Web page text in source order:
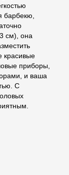
барбекю,
см), она
красивые
приборы,
и ваша
С